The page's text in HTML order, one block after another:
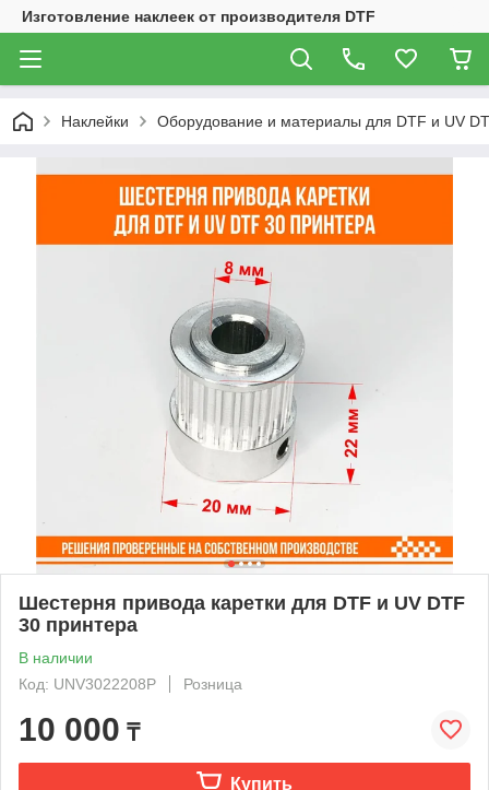
Изготовление наклеек от производителя DTF
Наклейки Оборудование и материалы для DTF и UV
Шестерня привода каретки для DTF и UV DTF
30 принтера
В наличии
Код: UNV3022208P
Розница
10 000 ₸
Купить